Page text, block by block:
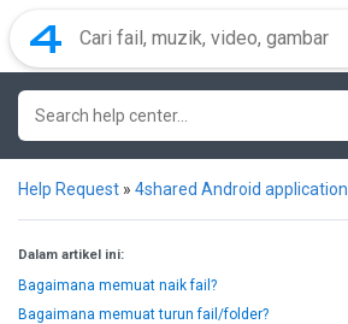
Help Request » 4shared Android application
Dalam artikel ini:
Bagaimana memuat naik fail?
Bagaimana memuat turun fail/folder?